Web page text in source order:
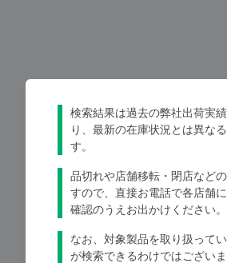
Loading...
検索結果は過去の弊社出荷実
り、最新の在庫状況とは異な
す。
品切れや店舗移転・閉店など
すので、直接お電話で各店舗
確認のうえお出かけください。
なお、対象製品を取り扱って
が検索できるわけではござい